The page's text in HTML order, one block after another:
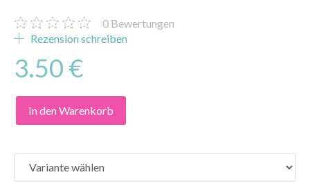
0 Bewertungen
Rezension schreiben
3.50 €
In den Warenkorb